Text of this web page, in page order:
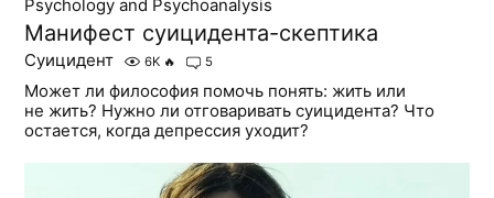
Psychology and Psychoanalysis
Манифест суицидента-скептика
Суицидент 6K 🔥 5
Может ли философия помочь понять: жить или
не жить? Нужно ли отговаривать суицидента? Что
остается, когда депрессия уходит?